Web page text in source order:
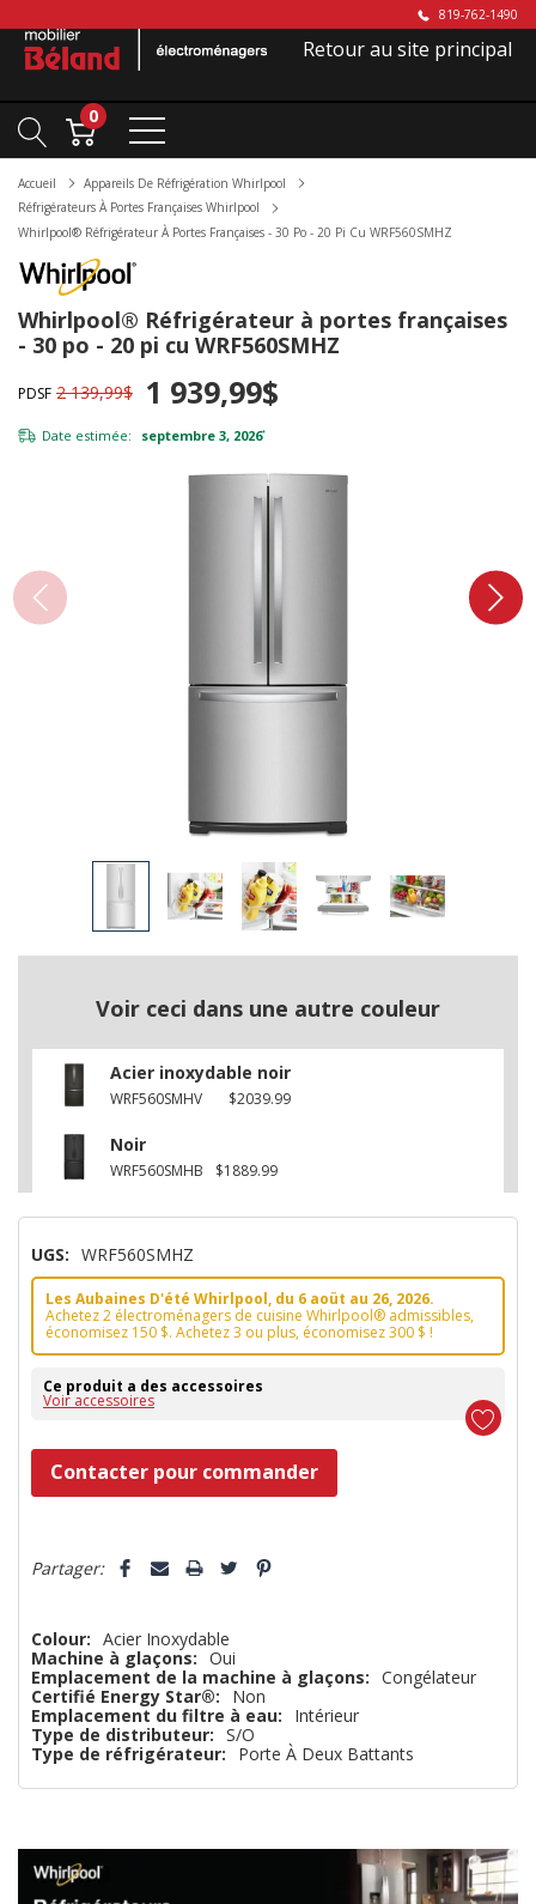
819-762-1490
Retour au site principal
0
Accueil
Appareils De Réfrigération Whirlpool
Réfrigérateurs À Portes Françaises Whirlpool
Whirlpool® Réfrigérateur À Portes Françaises - 30 Po - 20 Pi Cu WRF560SMHZ
Whirlpool® Réfrigérateur à portes françaises
- 30 po - 20 pi cu WRF560SMHZ
PDSF 2 139,99$ 1 939,99$
Date estimée: septembre 3, 2026*
Voir ceci dans une autre couleur
Acier inoxydable noir
WRF560SMHV $2039.99
Noir
WRF560SMHB $1889.99
UGS: WRF560SMHZ
Les Aubaines D'été Whirlpool, du 6 aoüt au 26, 2026.
Achetez 2 électroménagers de cuisine Whirlpool® admissibles,
économisez 150 $. Achetez 3 ou plus, économisez 300 $ !
Ce produit a des accessoires
Voir accessoires
Dépêchez-
vous!
n’en
plus
que
Contacter pour commander
Partager:
Colour: Acier Inoxydable
Machine à glaçons: Oui
Emplacement de la machine à glaçons: Congélateur
Certifié Energy Star®:
Non
Emplacement du filtre à eau:
Intérieur
Type de distributeur: S/O
Type de réfrigérateur:
Porte À Deux Battants